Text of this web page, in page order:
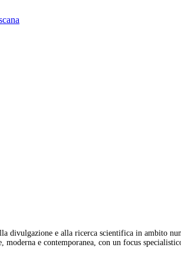
divulgazione e alla ricerca scientifica in ambito
moderna e contemporanea, con un focus